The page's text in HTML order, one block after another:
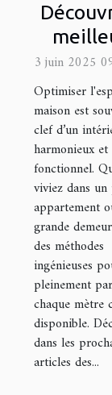
votre
3 juin 2025
Optimiser
maison est
clef d’un
harmonieux et
fonctionnel.
viviez dans
appartement
grande
des méthodes
ingénieuses
pleinement
chaque mètre
disponible.
dans les
articles des...